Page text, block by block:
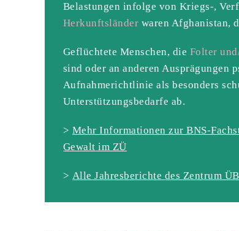
Belastungen infolge von Kriegs-,
Herkunftsländer waren Afghanistan,
Geflüchtete Menschen, die Folter
sind oder an anderen Ausprägungen
Aufnahmerichtlinie als besonders
Unterstützungsbedarfe ab.
> Mehr Informationen zur BNS-
Gewalt im ZÜ
> Alle Jahresberichte des Zentrum